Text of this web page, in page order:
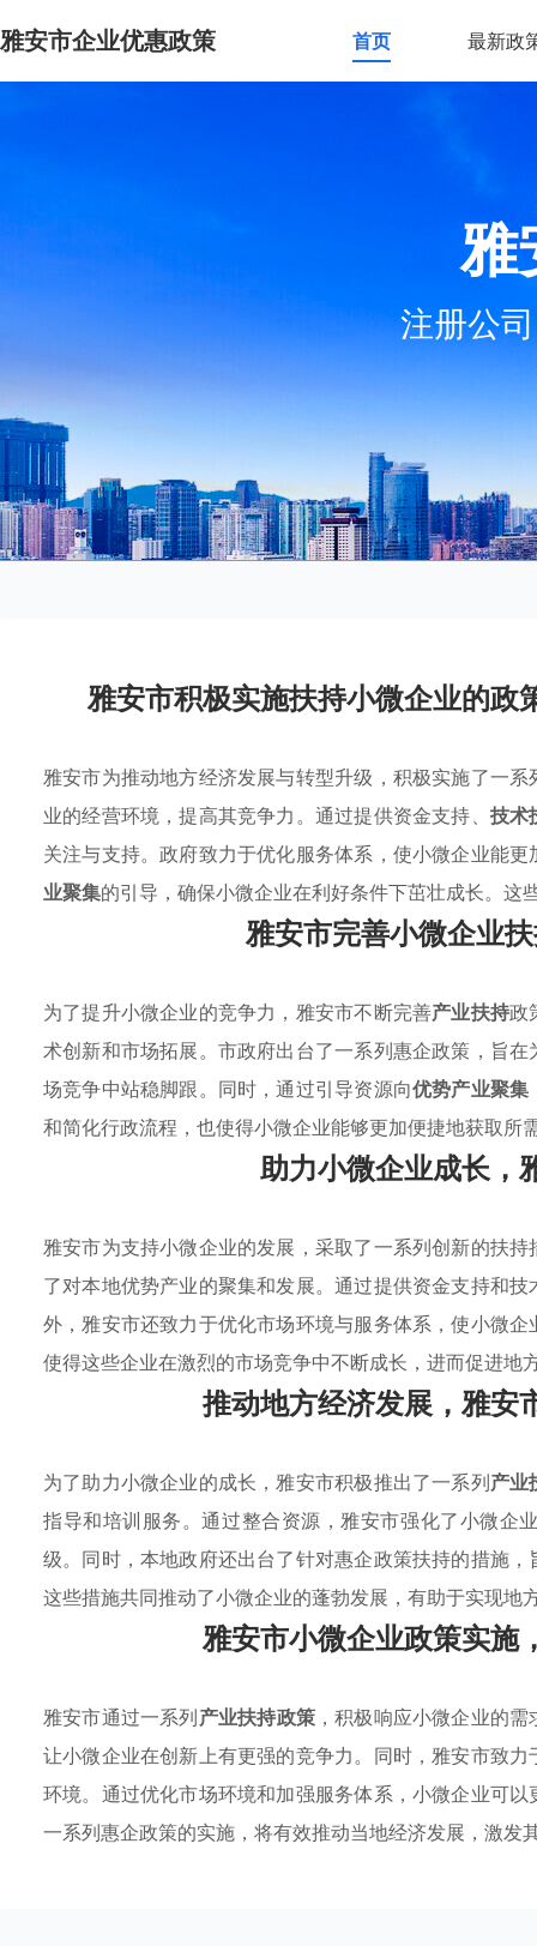
雅安市企业优惠政策 首页 最新政
雅
注册公
雅安市积极实施扶持小微企业的政
雅安市为推动地方经济发展与转型升级，积极实施了一系
业的经营环境，提高其竞争力。通过提供资金支持、 技术
关注与支持。政府致力于优化服务体系，使小微企业能
业聚集的引导，确保小微企业在利好条件下茁壮成长。
雅安市完善小微企业
为了提升小微企业的竞争力，雅安市不断完善产业扶持政
术创新和市场拓展。市政府出台了一系列惠企政策，旨
场竞争中站稳脚跟。同时，通过引导资源向优势产业聚集
和简化行政流程，也使得小微企业能够更加便捷地获取所
助力小微企业成长，
雅安市为支持小微企业的发展，采取了一系列创新的扶
了对本地优势产业的聚集和发展。通过提供资金支持和
外，雅安市还致力于优化市场环境与服务体系，使小微
使得这些企业在激烈的市场竞争中不断成长，进而促进地
推动地方经济发展，雅安
为了助力小微企业的成长，雅安市积极推出了一系列产业
指导和培训服务。通过整合资源，雅安市强化了小微企
级。同时，本地政府还出台了针对惠企政策扶持的措施
这些措施共同推动了小微企业的蓬勃发展，有助于实现地
雅安市小微企业政策实施
雅安市通过一系列产业扶持政策，积极响应小微企业的
让小微企业在创新上有更强的竞争力。同时，雅安市致力
环境。通过优化市场环境和加强服务体系，小微企业可
一系列惠企政策的实施，将有效推动当地经济发展，激发